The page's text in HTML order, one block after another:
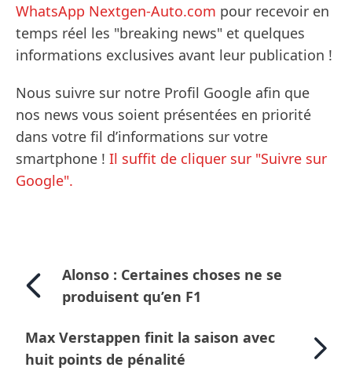
WhatsApp Nextgen-Auto.com pour recevoir en
temps réel les "breaking news" et quelques
informations exclusives avant leur publication !
Nous suivre sur notre Profil Google afin que
nos news vous soient présentées en priorité
dans votre fil d’informations sur votre
smartphone ! Il suffit de cliquer sur "Suivre sur
Google".
Alonso : Certaines choses ne se
produisent qu’en F1
Max Verstappen finit la saison avec
huit points de pénalité